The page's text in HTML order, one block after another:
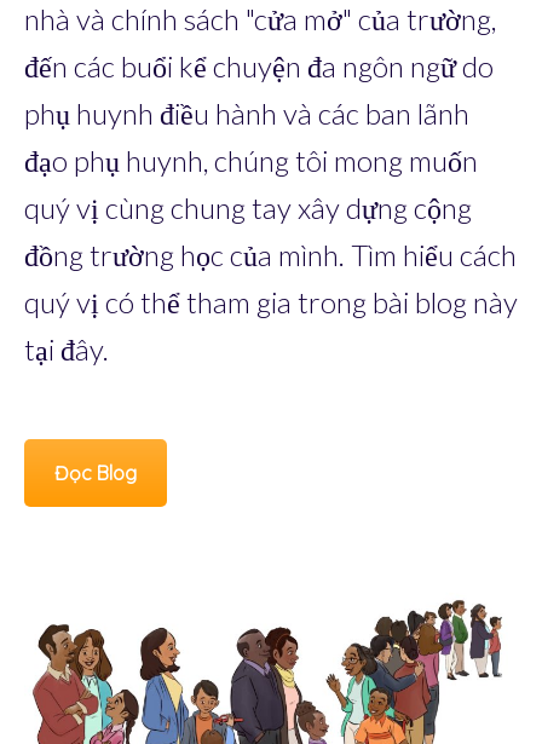
nhà và chính sách "cửa mở" của trường,
đến các buổi kể chuyện đa ngôn ngữ do
phụ huynh điều hành và các ban lãnh
đạo phụ huynh, chúng tôi mong muốn
quý vị cùng chung tay xây dựng cộng
đồng trường học của mình. Tìm hiểu cách
quý vị có thể tham gia trong bài blog này
tại đây.
Đọc Blog